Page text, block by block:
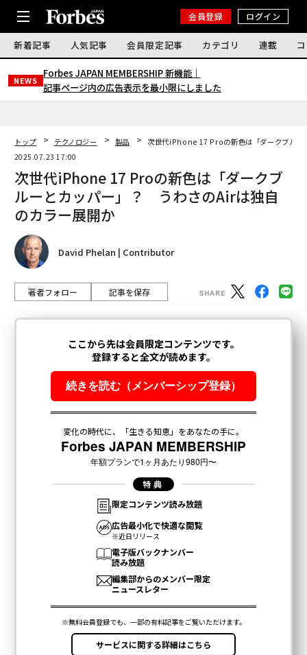
会員登録 ログイン
新着記事 人気記事 会員限定記事 カテゴリ 連載
NEWS
Forbes JAPAN MEMBERSHIP 新機能｜
記事ページ内の広告表示を最小限にしました
トップ テクノロジー 製品
次世代iPhone 17 Proの新色は「ダークブル
2025.07.23 17:00
次世代iPhone 17 Proの新色は「ダークブ
ルーとカッパー」？ うわさのAirは独自
のカラー展開か
David Phelan | Contributor
著者フォロー 記事を保存